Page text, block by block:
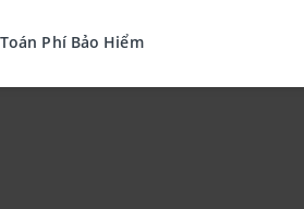
Phí Bảo Hiểm